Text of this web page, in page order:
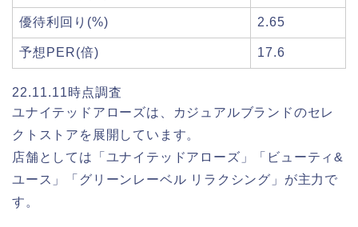
優待利回り(%) 2.65
予想PER(倍) 17.6
22.11.11時点調査
ユナイテッドアローズは、カジュアルブランドのセレ
クトストアを展開しています。
店舗としては「ユナイテッドアローズ」「ビューティ&
ユース」「グリーンレーベル リラクシング」が主力で
す。